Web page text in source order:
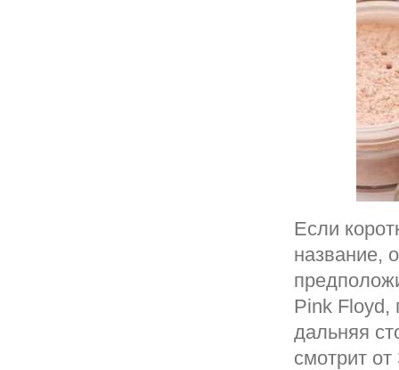
Если
название,
Pink Floyd,
дальняя
смотрит